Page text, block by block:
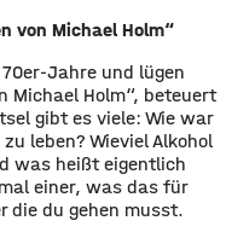
von Michael Holm“
Jahre und lügen
Michael Holm“, beteuert
gibt es viele: Wie war
leben? Wieviel Alkohol
was heißt eigentlich
einer, was das für
die du gehen musst.